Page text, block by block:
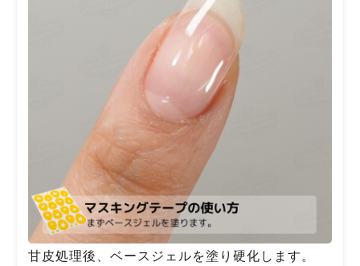
甘皮処理後、ベースジェルを塗り硬化します。